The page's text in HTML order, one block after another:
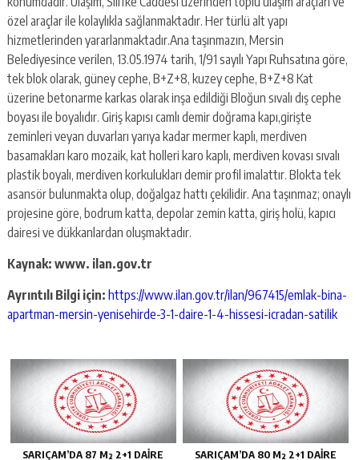
özel araçlar ile kolaylıkla sağlanmaktadır. Her türlü alt yapı
hizmetlerinden yararlanmaktadır.Ana taşınmazın, Mersin
Belediyesince verilen, 13.05.1974 tarih, 1/91 sayılı Yapı Ruhsatına göre,
tek blok olarak, güney cephe, B+Z+8, kuzey cephe, B+Z+8 Kat
üzerine betonarme karkas olarak inşa edildiği Bloğun sıvalı dış cephe
boyası ile boyalıdır. Giriş kapısı camlı demir doğrama kapı,girişte
zeminleri veyan duvarları yarıya kadar mermer kaplı, merdiven
basamakları karo mozaik, kat holleri karo kaplı, merdiven kovası sıvalı
plastik boyalı, merdiven korkulukları demir profil imalattır. Blokta tek
asansör bulunmakta olup, doğalgaz hattı çekilidir. Ana taşınmaz; onaylı
projesine göre, bodrum katta, depolar zemin katta, giriş holü, kapıcı
dairesi ve dükkanlardan oluşmaktadır.
Kaynak: www. ilan.gov.tr
Ayrıntılı Bilgi için: https://www.ilan.gov.tr/ilan/967415/emlak-bina-
apartman-mersin-yenisehirde-3-1-daire-1-4-hissesi-icradan-satilik
SARIÇAM’DA 87 M² 2+1 DAİRE
SARIÇAM’DA 80 M² 2+1 DAİRE